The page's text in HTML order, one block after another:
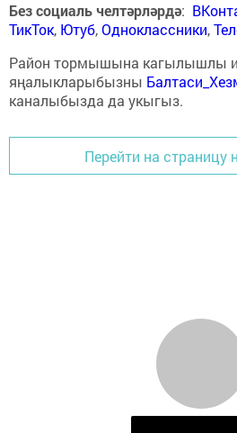
Без социаль челтәрләрдә:
ТикТок, Ютуб,Одноклассники,
Район тормышына кагылышлы
яңалыкларыбызны
каналыбызда да укыгыз.
Перейти на страницу